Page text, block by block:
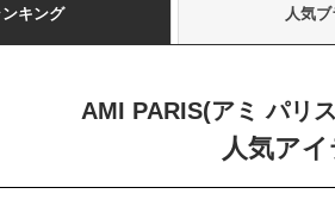
キング 人気
AMI PARIS(アミ パリ
人気ア